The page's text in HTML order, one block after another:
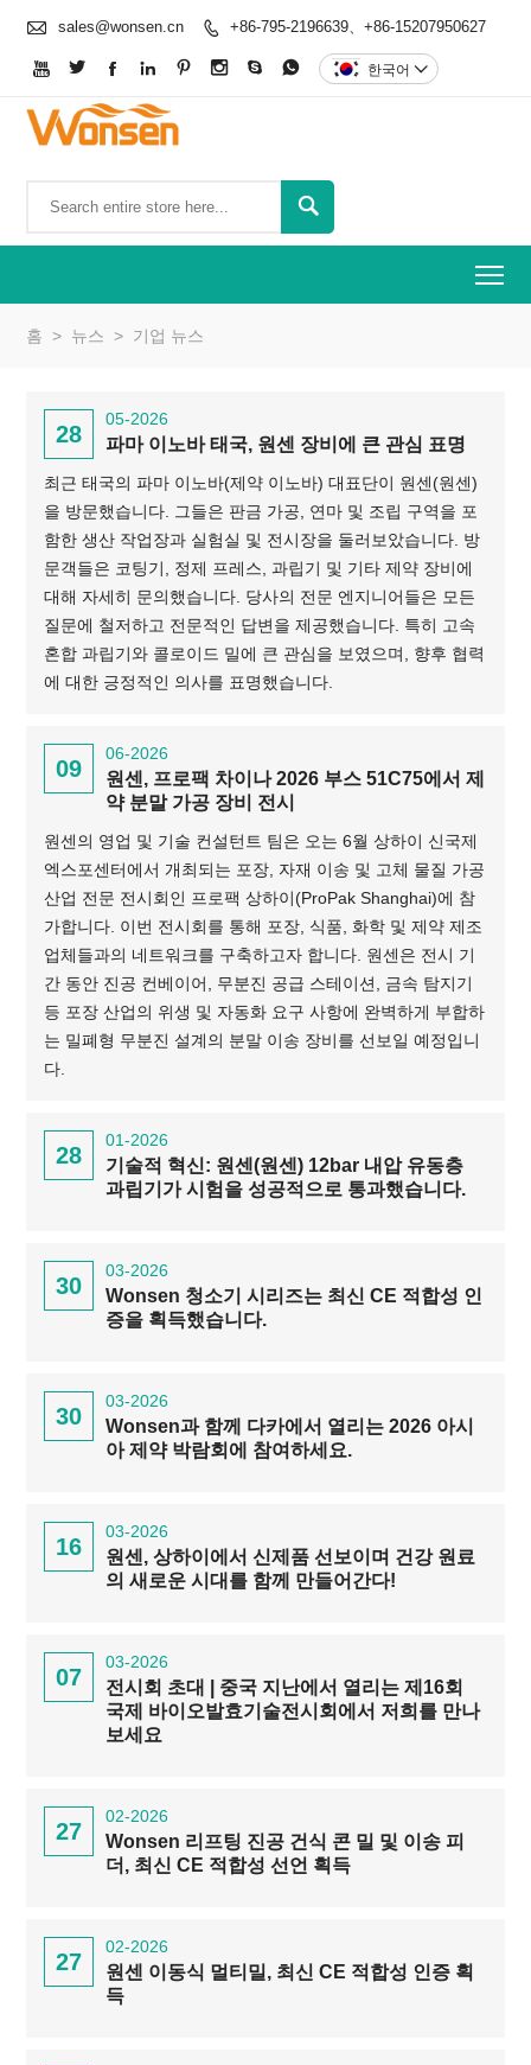
 sales@wonsen.cn  +86-795-2196639、+86-15207950627
        한국어 

홈 > 뉴스 > 기업 뉴스
28
05-2026
파마 이노바 태국, 원센 장비에 큰 관심 표명
최근 태국의 파마 이노바(제약 이노바) 대표단이 원센(원센)
을 방문했습니다. 그들은 판금 가공, 연마 및 조립 구역을 포
함한 생산 작업장과 실험실 및 전시장을 둘러보았습니다. 방
문객들은 코팅기, 정제 프레스, 과립기 및 기타 제약 장비에
대해 자세히 문의했습니다. 당사의 전문 엔지니어들은 모든
질문에 철저하고 전문적인 답변을 제공했습니다. 특히 고속
혼합 과립기와 콜로이드 밀에 큰 관심을 보였으며, 향후 협력
에 대한 긍정적인 의사를 표명했습니다.
09
06-2026
원센, 프로팩 차이나 2026 부스 51C75에서 제
약 분말 가공 장비 전시
원센의 영업 및 기술 컨설턴트 팀은 오는 6월 상하이 신국제
엑스포센터에서 개최되는 포장, 자재 이송 및 고체 물질 가공
산업 전문 전시회인 프로팩 상하이(ProPak Shanghai)에 참
가합니다. 이번 전시회를 통해 포장, 식품, 화학 및 제약 제조
업체들과의 네트워크를 구축하고자 합니다. 원센은 전시 기
간 동안 진공 컨베이어, 무분진 공급 스테이션, 금속 탐지기
등 포장 산업의 위생 및 자동화 요구 사항에 완벽하게 부합하
는 밀폐형 무분진 설계의 분말 이송 장비를 선보일 예정입니
다.
28
01-2026
기술적 혁신: 원센(원센) 12bar 내압 유동층
과립기가 시험을 성공적으로 통과했습니다.
30
03-2026
Wonsen 청소기 시리즈는 최신 CE 적합성 인
증을 획득했습니다.
30
03-2026
Wonsen과 함께 다카에서 열리는 2026 아시
아 제약 박람회에 참여하세요.
16
03-2026
원센, 상하이에서 신제품 선보이며 건강 원료
의 새로운 시대를 함께 만들어간다!
07
03-2026
전시회 초대 | 중국 지난에서 열리는 제16회
국제 바이오발효기술전시회에서 저희를 만나
보세요
27
02-2026
Wonsen 리프팅 진공 건식 콘 밀 및 이송 피
더, 최신 CE 적합성 선언 획득
27
02-2026
원센 이동식 멀티밀, 최신 CE 적합성 인증 획
득